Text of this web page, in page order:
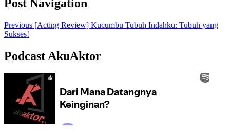
Post Navigation
Previous [Acting Review] Kucumbu Tubuh Indahku: Tubuh yang
Sukses!
Podcast AkuAktor